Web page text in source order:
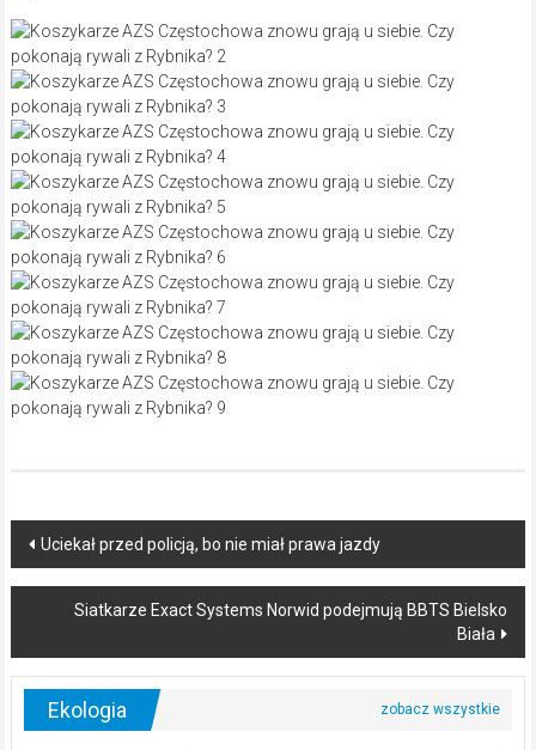
Post
navigation
Uciekał przed policją, bo nie miał prawa jazdy
Siatkarze Exact Systems Norwid podejmują BBTS Bielsko
Biała
Ekologia